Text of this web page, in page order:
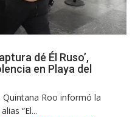
dé Él Ruso’,
en Playa del
Quintana Roo informó la
“El...